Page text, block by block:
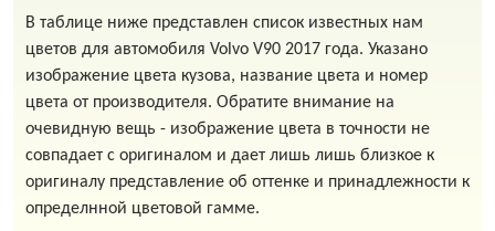
В таблице ниже представлен список известных нам
цветов для автомобиля Volvo V90 2017 года. Указано
изображение цвета кузова, название цвета и номер
цвета от производителя. Обратите внимание на
очевидную вещь - изображение цвета в точности не
совпадает с оригиналом и дает лишь лишь близкое к
оригиналу представление об оттенке и принадлежности к
определнной цветовой гамме.